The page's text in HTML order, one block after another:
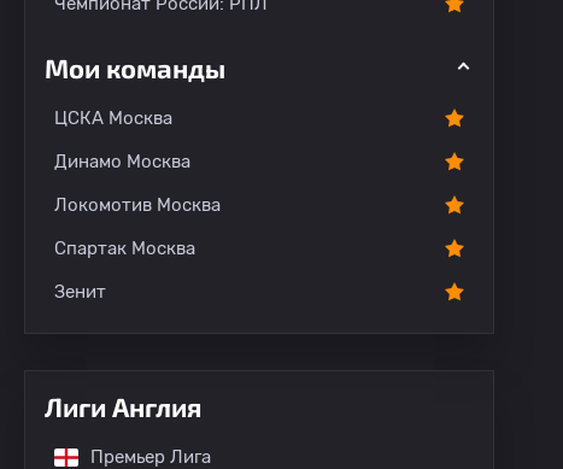
Мои команды
ЦСКА Москва
Динамо Москва
Локомотив Москва
Спартак Москва
Зенит
Лиги Англия
Премьер Лига